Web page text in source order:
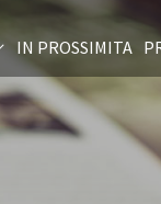
IN PROSSIMITA